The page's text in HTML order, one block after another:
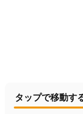
タップで移動す